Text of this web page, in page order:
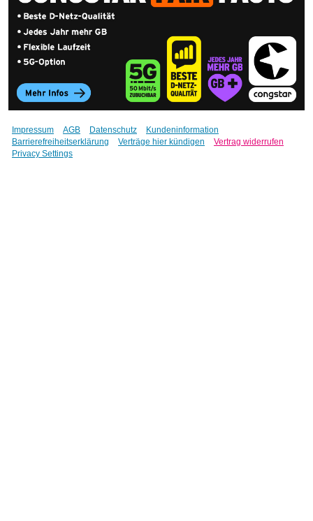
Impressum AGB Datenschutz
Kundeninformation
Barrierefreiheitserklärung
Verträge hier kündigen
Vertrag widerrufen
Privacy Settings